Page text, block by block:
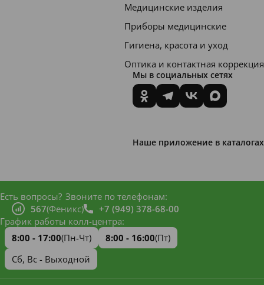
Медицинские изделия
Приборы медицинские
Гигиена, красота и уход
Оптика и контактная коррекция
Мы в социальных сетях
Наше приложение в каталогах
Есть вопросы? Звоните по телефонам:
567(Феникс)
+7 (949) 378-68-00
График работы колл-центра:
8:00 - 17:00(Пн-Чт) 8:00 - 16:00(Пт)
Сб, Вс - Выходной